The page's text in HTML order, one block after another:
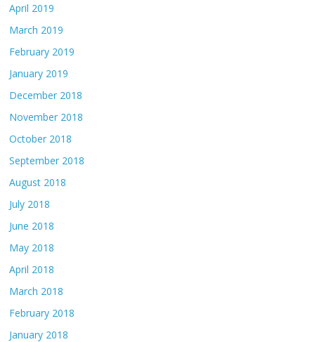
April 2019
March 2019
February 2019
January 2019
December 2018
November 2018
October 2018
September 2018
August 2018
July 2018
June 2018
May 2018
April 2018
March 2018
February 2018
January 2018